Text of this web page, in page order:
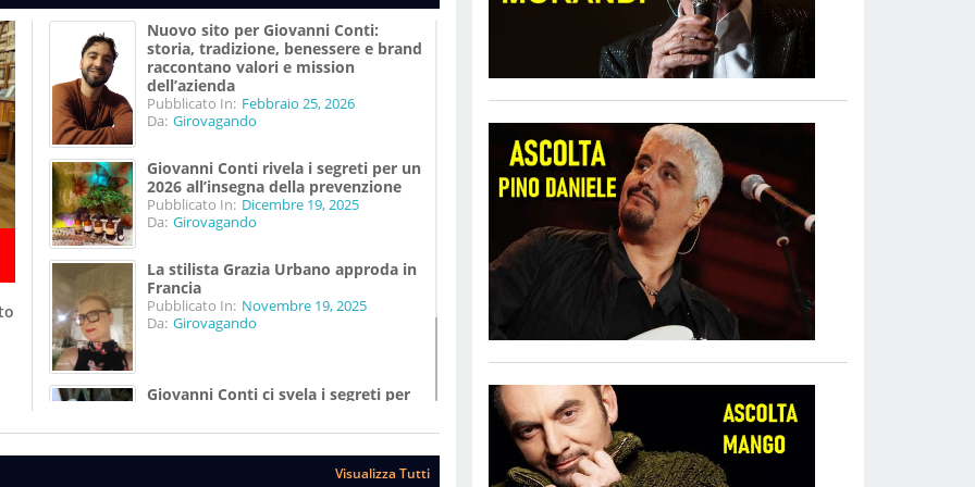
Nuovo sito per Giovanni Conti:
storia, tradizione, benessere e brand
raccontano valori e mission
dell’azienda
Pubblicato In: Febbraio 25, 2026
Da: Girovagando
Giovanni Conti rivela i segreti per un
2026 all’insegna della prevenzione
Pubblicato In: Dicembre 19, 2025
Da: Girovagando
La stilista Grazia Urbano approda in
Francia
Pubblicato In: Novembre 19, 2025
Da: Girovagando
Giovanni Conti ci svela i segreti per
Pubblicato In: Agosto 07, 2025
Visualizza Tutti